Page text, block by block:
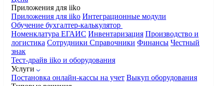
Приложения для iiko
Приложения для iiko Интеграционные модули
Обучение бухгалтер-калькулятор
Номенклатура ЕГАИС Инвентаризация Производство и
логистика Сотрудники Справочники Финансы Честный
знак
Тест-драйв iiko и оборудования
Услуги
Постановка онлайн-кассы на учет Выкуп оборудования